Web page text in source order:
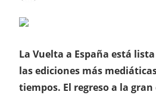
La Vuelta a España está
las ediciones más
tiempos. El regreso a la